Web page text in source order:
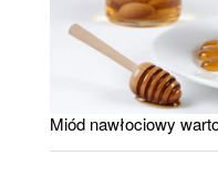
Miód nawłociowy